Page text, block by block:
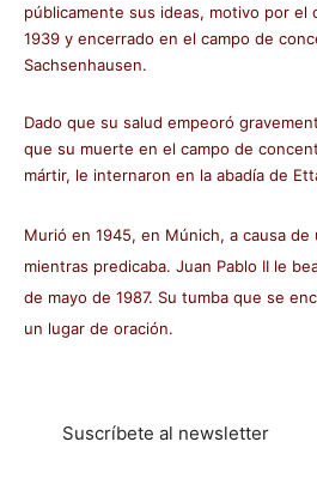
públicamente sus ideas, motivo por el
1939 y encerrado en el campo de
Sachsenhausen.
Dado que su salud empeoró
que su muerte en el campo de
mártir, le internaron en la abadía de
Murió en 1945, en Múnich, a causa de
mientras predicaba. Juan Pablo II le
de mayo de 1987. Su tumba que se
un lugar de oración.
Suscríbete al newsletter